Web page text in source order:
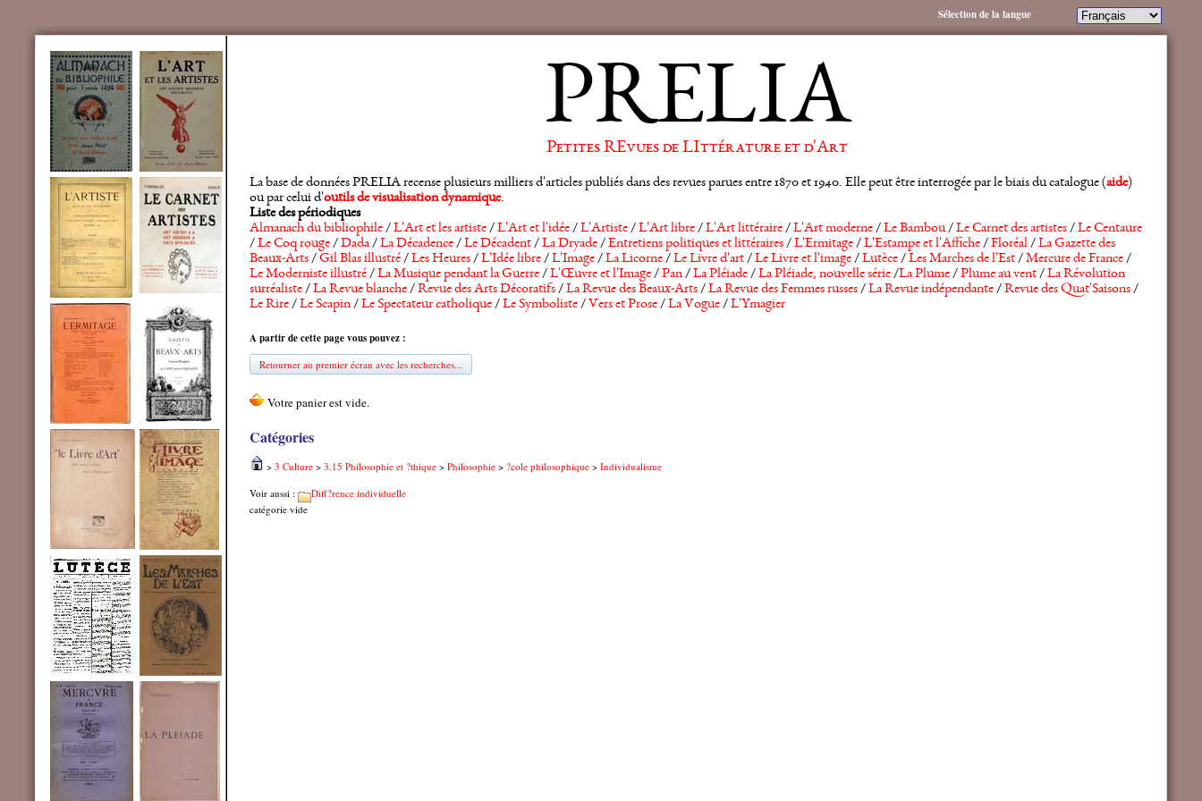
PRELIA
Petites REvues de LIttérature et d'Art
La base de données PRELIA recense plusieurs milliers d'articles publiés dans des revues parues entre 1870 et 1940. Elle peut être interrogée par le biais du catalogue (aide)
ou par celui d'outils de visualisation dynamique.
Liste des périodiques
Almanach du bibliophile/L'Art et les artiste/L'Art et l'idée/L'Artiste/L'Art libre/L'Art littéraire/L'Art moderne/Le Bambou/Le Carnet des artistes/Le Centaure
/Le Coq rouge/Dada/La Décadence/Le Décadent/La Dryade/Entretiens politiques et littéraires/L'Ermitage/L'Estampe et l'Affiche/Floréal/La Gazette des
Beaux-Arts/Gil Blas illustré/Les Heures/L'Idée libre/L'Image/La Licorne/Le Livre d'art/Le Livre et l'image/Lutèce/Les Marches de l'Est/Mercure de France/
Le Moderniste illustré/La Musique pendant la Guerre/L'Œuvre et l'Image/Pan/La Pléiade/La Pléiade, nouvelle série/La Plume/Plume au vent/La Révolution
surréaliste/La Revue blanche/Revue des Arts Décoratifs/La Revue des Beaux-Arts/La Revue des Femmes russes/La Revue indépendante/Revue des Quat'Saisons/
Le Rire/Le Scapin/Le Spectateur catholique/Le Symboliste/ Vers et Prose/La Vogue/L'Ymagier
A partir de cette page vous pouvez :
Retourner au premier écran avec les recherches...
Catégories
> 3 Culture > 3.15 Philosophie et ?thique > Philosophie > ?cole philosophique > Individualisme
Voir aussi :
Diff?rence individuelle
catégorie vide
Sélection de la langue